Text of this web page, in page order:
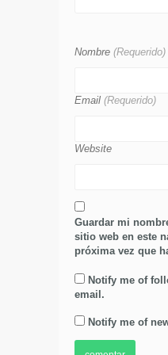
Nombre (Requerido)
Email (Requerido)
Website
Guardar mi
sitio web en este
próxima vez que
Notify me of
email.
Notify me of